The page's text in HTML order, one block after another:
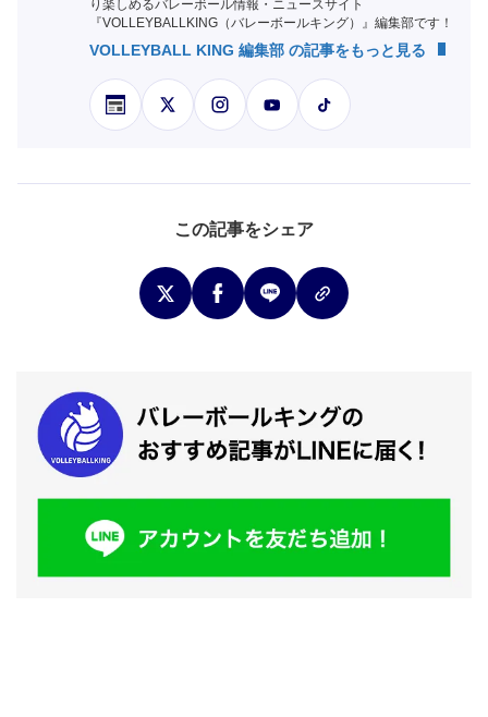
り楽しめるバレーボール情報・ニュースサイト
『VOLLEYBALLKING（バレーボールキング）』編集部です！
VOLLEYBALL KING 編集部 の記事をもっと見る
この記事をシェア